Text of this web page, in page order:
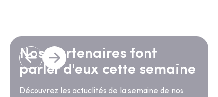
Nos partenaires font
parler d'eux cette semaine
Découvrez les actualités de la semaine de nos